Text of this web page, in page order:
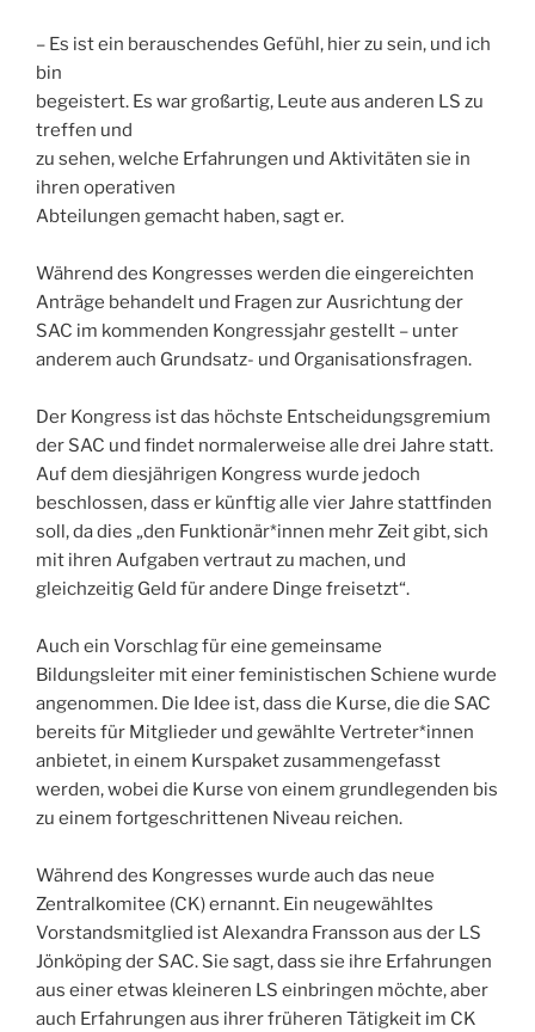
– Es ist ein berauschendes Gefühl, hier zu sein, und ich
bin
begeistert. Es war großartig, Leute aus anderen LS zu
treffen und
zu sehen, welche Erfahrungen und Aktivitäten sie in
ihren operativen
Abteilungen gemacht haben, sagt er.
Während des Kongresses werden die eingereichten
Anträge behandelt und Fragen zur Ausrichtung der
SAC im kommenden Kongressjahr gestellt – unter
anderem auch Grundsatz- und Organisationsfragen.
Der Kongress ist das höchste Entscheidungsgremium
der SAC und findet normalerweise alle drei Jahre statt.
Auf dem diesjährigen Kongress wurde jedoch
beschlossen, dass er künftig alle vier Jahre stattfinden
soll, da dies „den Funktionär*innen mehr Zeit gibt, sich
mit ihren Aufgaben vertraut zu machen, und
gleichzeitig Geld für andere Dinge freisetzt“.
Auch ein Vorschlag für eine gemeinsame
Bildungsleiter mit einer feministischen Schiene wurde
angenommen. Die Idee ist, dass die Kurse, die die SAC
bereits für Mitglieder und gewählte Vertreter*innen
anbietet, in einem Kurspaket zusammengefasst
werden, wobei die Kurse von einem grundlegenden bis
zu einem fortgeschrittenen Niveau reichen.
Während des Kongresses wurde auch das neue
Zentralkomitee (CK) ernannt. Ein neugewähltes
Vorstandsmitglied ist Alexandra Fransson aus der LS
Jönköping der SAC. Sie sagt, dass sie ihre Erfahrungen
aus einer etwas kleineren LS einbringen möchte, aber
auch Erfahrungen aus ihrer früheren Tätigkeit im CK